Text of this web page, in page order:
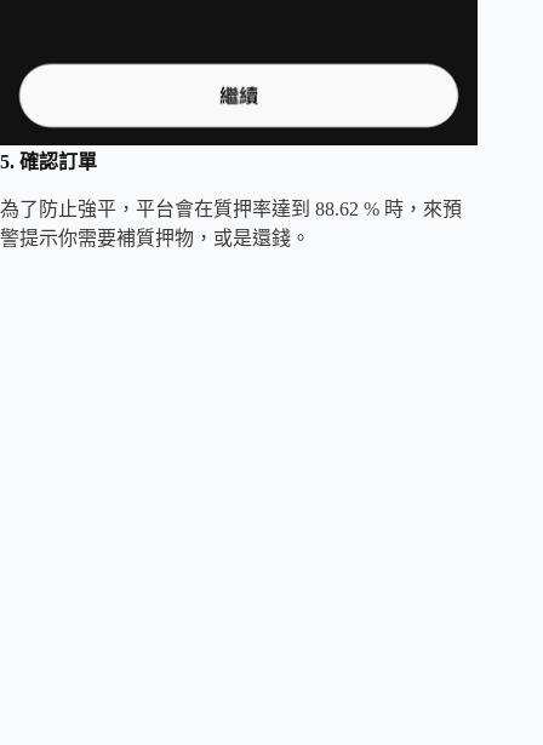
5. 確認訂單
為了防止強平，平台會在質押率達到 88.62 % 時，來預
警提示你需要補質押物，或是還錢。